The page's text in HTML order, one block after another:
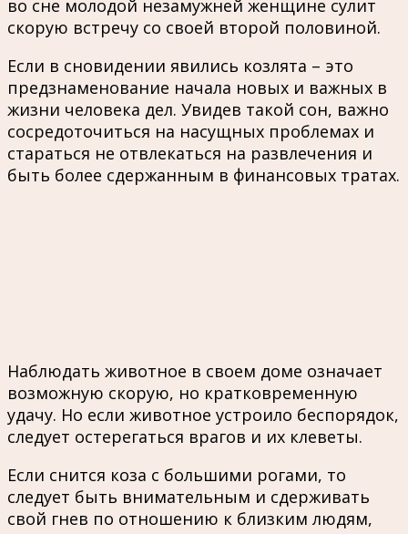
во сне молодой незамужней женщине сулит
скорую встречу со своей второй половиной.
Если в сновидении явились козлята – это
предзнаменование начала новых и важных в
жизни человека дел. Увидев такой сон, важно
сосредоточиться на насущных проблемах и
стараться не отвлекаться на развлечения и
быть более сдержанным в финансовых тратах.
Наблюдать животное в своем доме означает
возможную скорую, но кратковременную
удачу. Но если животное устроило беспорядок,
следует остерегаться врагов и их клеветы.
Если снится коза с большими рогами, то
следует быть внимательным и сдерживать
свой гнев по отношению к близким людям,